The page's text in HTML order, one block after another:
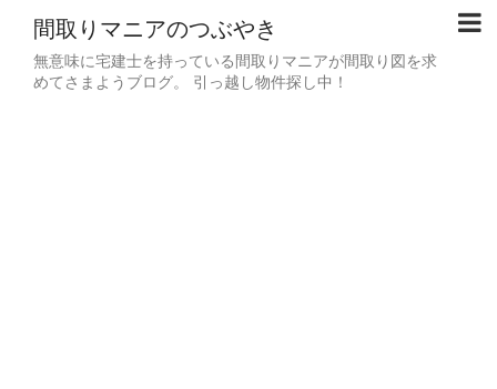
間取りマニアのつぶやき
無意味に宅建士を持っている間取りマニアが間取り図を求
めてさまようブログ。 引っ越し物件探し中！